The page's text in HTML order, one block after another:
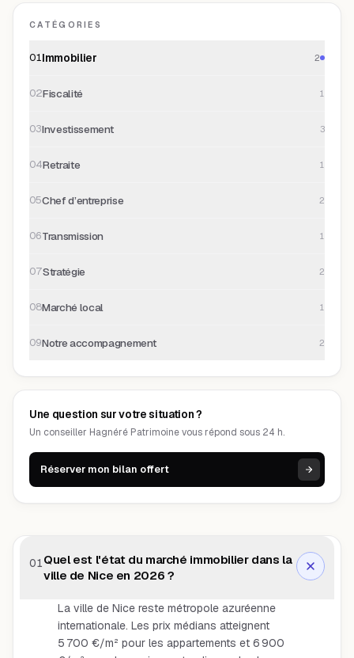
CATÉGORIES
01Immobilier 2
02Fiscalité 1
03Investissement 3
04Retraite 1
05Chef d’entreprise 2
06Transmission 1
07Stratégie 2
08Marché local 1
09Notre accompagnement 2
Une question sur votre situation ?
Un conseiller Hagnéré Patrimoine vous répond sous 24 h.
Réserver mon bilan offert
01Quel est l'état du marché immobilier dans la
ville de Nice en 2026 ?
La ville de Nice reste métropole azuréenne
internationale. Les prix médians atteignent
5 700 €/m² pour les appartements et 6 900